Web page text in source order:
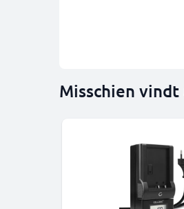
Misschien